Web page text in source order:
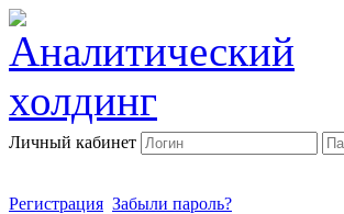
Личный кабинет
Регистрация Забыли пароль?